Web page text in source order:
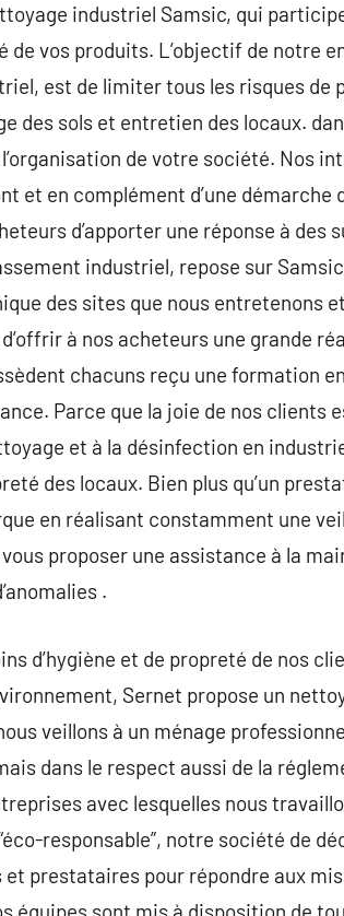
industriel Samsic, qui
de vos produits. L’objectif de notre
est de limiter tous les risques
des sols et entretien des locaux.
de votre société. Nos
et en complément d’une
d’apporter une réponse à
industriel, repose sur
des sites que nous entretenons
à nos acheteurs une grande
chacuns reçu une formation
Parce que la joie de nos clients
et à la désinfection en
des locaux. Bien plus qu’un
en réalisant constamment une
proposer une assistance à la
.
d’hygiène et de propreté de nos
Sernet propose un
veillons à un ménage
dans le respect aussi de la
avec lesquelles nous
responsable”, notre société de
prestataires pour répondre aux
équipes sont mis à disposition de